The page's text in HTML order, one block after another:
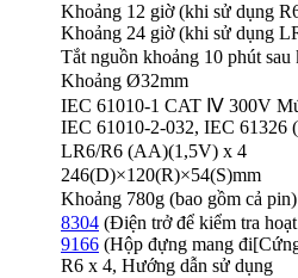
Khoảng 12 giờ (khi sử dụng
Khoảng 24 giờ (khi sử dụng
Tắt nguồn khoảng 10 phút
Khoảng Ø32mm
IEC 61010-1 CAT Ⅳ 300V
IEC 61010-2-032, IEC 61326
LR6/R6 (AA)(1,5V) x 4
246(D)×120(R)×54(S)mm
Khoảng 780g (bao gồm cả pin)
8304 (Điện trở để kiểm tra
9166 (Hộp đựng mang
R6 x 4, Hướng dẫn sử dụng